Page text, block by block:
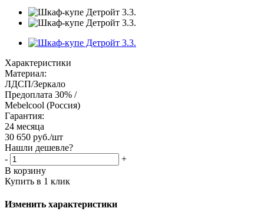
Характеристики
Материал:
ЛДСП/Зеркало
Предоплата 30% /
Mebelcool (Россия)
Гарантия:
24 месяца
30 650 руб./шт
Нашли дешевле?
-
+
В корзину
Купить в 1 клик
Изменить характеристики